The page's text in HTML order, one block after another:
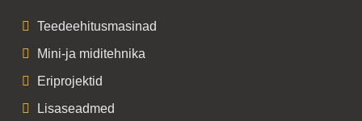
Teedeehitusmasinad
Mini-ja miditehnika
Eriprojektid
Lisaseadmed